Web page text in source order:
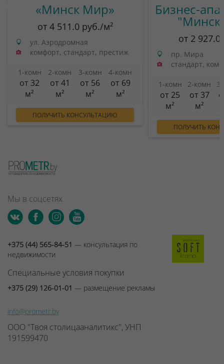
«Минск Мир»
от 4 511.0 руб./м²
ул. Аэродромная
комфорт, стандарт, престиж
1-комн
от 32
м²
2-комн
от 41
м²
3-комн
от 56
м²
4-комн
от 69
м²
ПОЛУЧИТЬ КОНСУЛЬТАЦИЮ
Бизнес-
от 2
пр. Мира
стандарт,
1-комн
от 25
м²
2-комн
от 37
м²
ПОЛУЧИТЬ
Мы в соцсетях
+375 (44) 565-84-51 — консультация по
недвижимости
Специальные условия покупки
+375 (29) 126-01-01 — размещение рекламы
info@prometr.by
ООО "Твоя столицааналитикс", УНП
191599470